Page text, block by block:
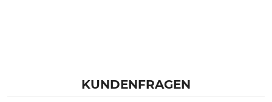
KUNDENFRAGEN